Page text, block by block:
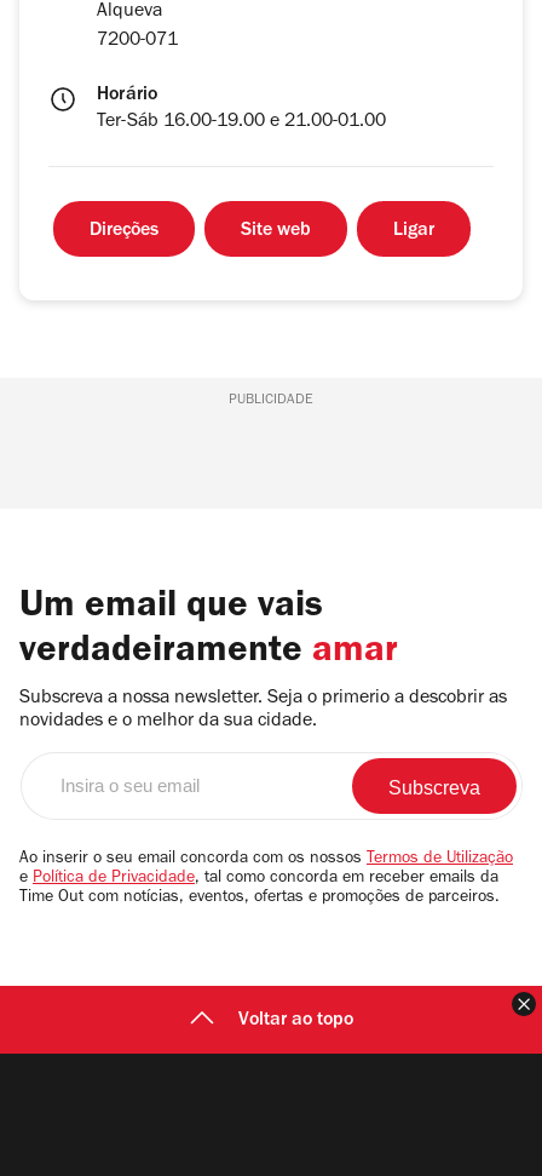
Alqueva
7200-071
Horário
Ter-Sáb 16.00-19.00 e 21.00-01.00
Direções Site web Ligar
PUBLICIDADE
Um email que vais
verdadeiramente amar
Subscreva a nossa newsletter. Seja o primerio a descobrir as
novidades e o melhor da sua cidade.
email
Ao inserir o seu email concorda com os nossos Termos de Utilização
e Política de Privacidade, tal como concorda em receber emails da
Time Out com notícias, eventos, ofertas e promoções de parceiros.
Voltar ao topo